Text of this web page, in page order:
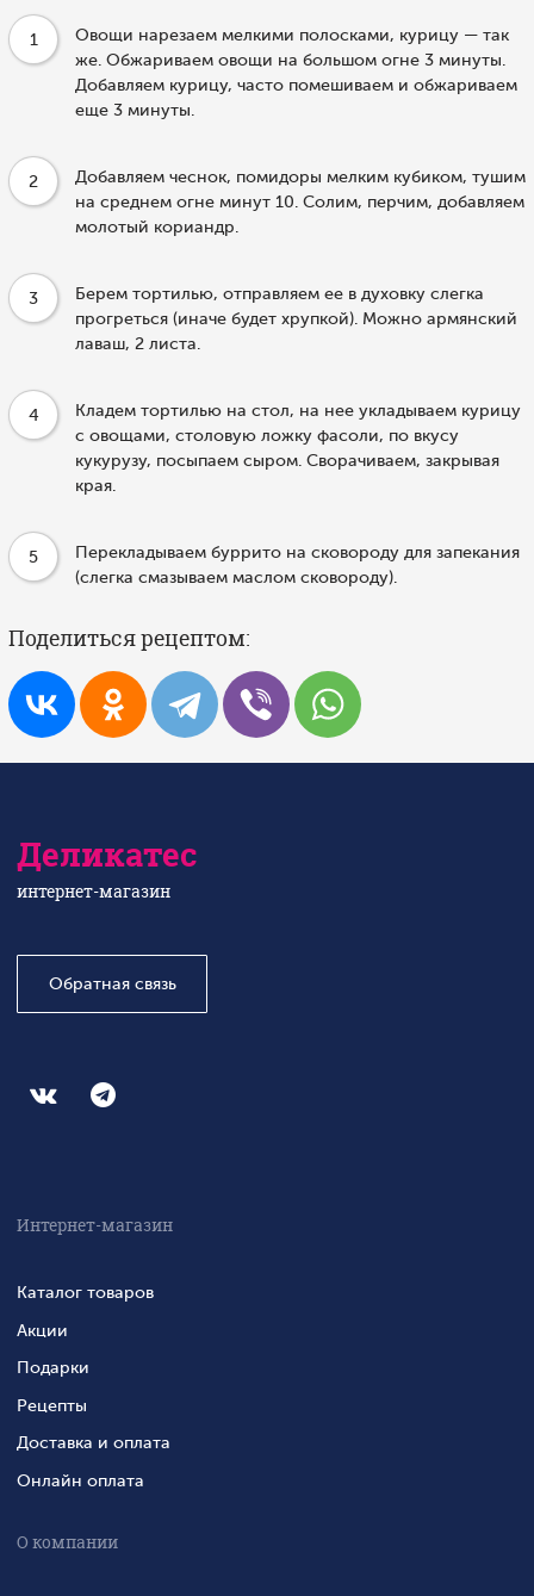
1
Овощи нарезаем мелкими полосками, курицу — так
же. Обжариваем овощи на большом огне 3 минуты.
Добавляем курицу, часто помешиваем и обжариваем
еще 3 минуты.
2
Добавляем чеснок, помидоры мелким кубиком, тушим
на среднем огне минут 10. Солим, перчим, добавляем
молотый кориандр.
3
Берем тортилью, отправляем ее в духовку слегка
прогреться (иначе будет хрупкой). Можно армянский
лаваш, 2 листа.
4
Кладем тортилью на стол, на нее укладываем курицу
с овощами, столовую ложку фасоли, по вкусу
кукурузу, посыпаем сыром. Сворачиваем, закрывая
края.
5
Перекладываем буррито на сковороду для запекания
(слегка смазываем маслом сковороду).
Поделиться рецептом:
Деликатес
интернет-магазин
Обратная связь
Интернет-магазин
Каталог товаров
Акции
Подарки
Рецепты
Доставка и оплата
Онлайн оплата
О компании